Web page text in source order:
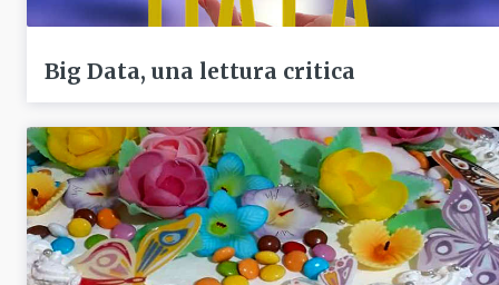
Big Data, una lettura critica